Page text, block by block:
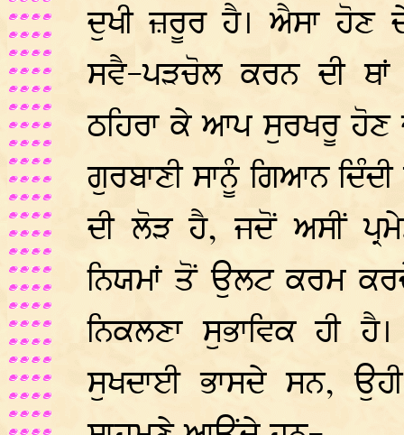
ਦੁਖੀ ਜ਼ਰੂਰ ਹੈ। ਐਸਾ ਹੋਣ
ਸਵੈ-ਪੜਚੋਲ ਕਰਨ ਦੀ
ਠਹਿਰਾ ਕੇ ਆਪ ਸੁਰਖਰੂ ਹੋਣ
ਗੁਰਬਾਣੀ ਸਾਨੂੰ ਗਿਆਨ
ਦੀ ਲੋੜ ਹੈ, ਜਦੋਂ ਅਸੀਂ
ਨਿਯਮਾਂ ਤੋਂ ਉਲਟ ਕਰਮ
ਨਿਕਲਣਾ ਸੁਭਾਵਿਕ ਹੀ
ਸੁਖਦਾਈ ਭਾਸਦੇ ਸਨ,